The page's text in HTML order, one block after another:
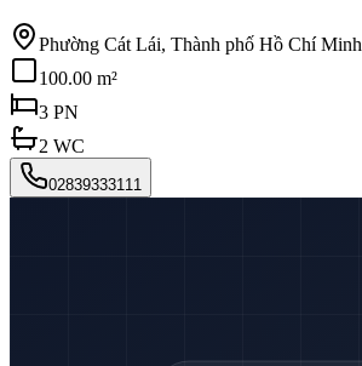
Phường Cát Lái, Thành phố Hồ Chí Minh
100.00 m²
3 PN
2 WC
02839333111